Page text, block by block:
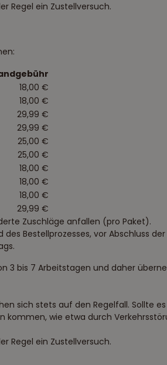
Regel ein Zustellversuch.
18,00 €
18,00 €
29,99 €
29,99 €
25,00 €
25,00 €
18,00 €
18,00 €
18,00 €
29,99 €
Zuschläge anfallen (pro Paket).
Bestellprozesses, vor Abschluss der
3 bis 7 Arbeitstagen und daher
sich stets auf den Regelfall. Sollte
kommen, wie etwa durch
Regel ein Zustellversuch.